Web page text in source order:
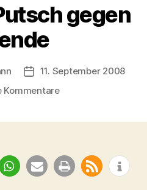
gegen
Beitragsdatum
11. September 2008
Kommentarezu